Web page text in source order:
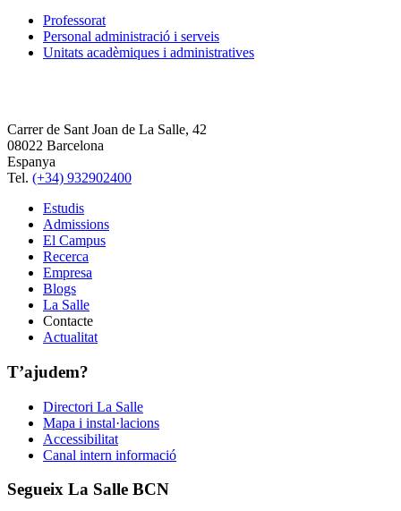
Professorat
Personal administració i serveis
Unitats acadèmiques i administratives
Carrer de Sant Joan de La Salle, 42
08022 Barcelona
Espanya
Tel. (+34) 932902400
Estudis
Admissions
El Campus
Recerca
Empresa
Blogs
La Salle
Contacte
Actualitat
T’ajudem?
Directori La Salle
Mapa i instal·lacions
Accessibilitat
Canal intern informació
Segueix La Salle BCN